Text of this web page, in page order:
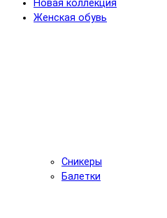
Новая коллекция
Женская обувь
Сникеры
Балетки